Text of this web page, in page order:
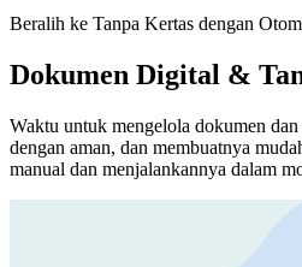
Beralih ke Tanpa Kertas dengan
Dokumen Digital &
Waktu untuk mengelola dokumen
dengan aman, dan membuatnya
manual dan menjalankannya dalam